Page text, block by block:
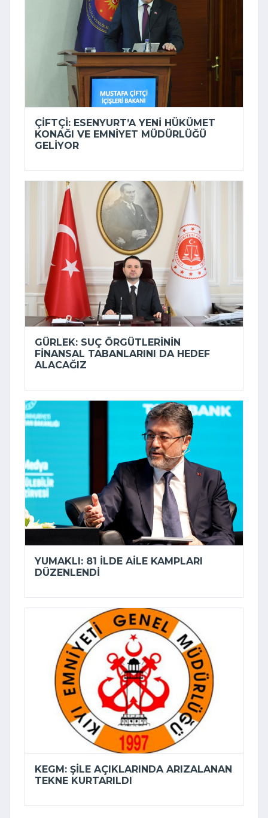
ÇIFTÇI: ESENYURT’A YENI HÜKÜMET
KONAĞI VE EMNIYET MÜDÜRLÜĞÜ
GELIYOR
GÜRLEK: SUÇ ÖRGÜTLERININ
FINANSAL TABANLARINI DA HEDEF
ALACAĞIZ
YUMAKLI: 81 ILDE AILE KAMPLARI
DÜZENLENDI
KEGM: ŞILE AÇIKLARINDA ARIZALANAN
TEKNE KURTARILDI